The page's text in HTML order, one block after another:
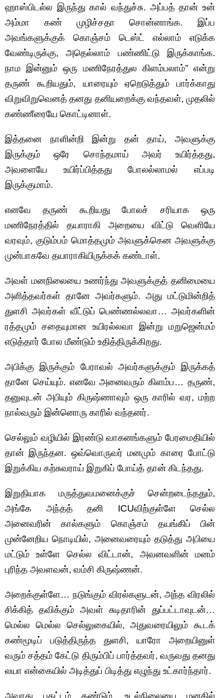
ஹாஸ்பிடல்ல இருந்து கால் வந்துச்சு. அப்பத் தான் உன்
அம்மா கண் முழிச்சதா சொன்னாங்க. இப்ப
அவங்களுக்குக் கொஞ்சம் டெஸ்ட் எல்லாம் எடுக்க
வேண்டிருக்கு, அதெல்லாம் பண்ணிட்டு இருக்காங்க.
நாம இன்னும் ஒரு மணிநேரத்துல கிளம்பலாம்” என்று
தருண் கூறியதும், யாரையும் ஏறெடுத்தும் பார்க்காது
விறுவிறுவெனத் தனது தனியறைக்கு வந்தவள், முதலில்
கண்ணீரையே கொட்டினாள்.
இத்தனை நாளின்றி இன்று தன் தாய், அவளுக்கு
இருக்கும் ஒரே சொந்தமாய் அவர் உயிர்த்தது,
அவளையே உயிர்ப்பித்தது போலல்லாமல் எப்படி
இருக்குமாம்.
எனவே தருண் கூறியது போலச் சரியாக ஒரு
மணிநேரத்தில் தயாராகி அறையை விட்டு வெளியே
வரவும், குடும்பம் மொத்தமும் அவளுக்கென அவளுக்கு
முன்பாகவே தயாராகியிருக்கக் கண்டாள்.
அவள் மனநிலையை உணர்ந்து அவளுக்குத் தனிமையை
அளித்தவர்கள் தானே அவர்களும். அது மட்டுமின்றித்
துளசி அவர்கள் வீட்டுப் பெண்ணல்லவா… அவர்களின்
ரத்தமும் சதையுமான உயிரல்லவா இன்று மறுஜென்மம்
எடுத்தார் போல மீண்டும் உதித்திருக்கிறது.
அபிக்கு இருக்கும் பேராவல் அவர்களுக்கும் இருக்கத்
தானே செய்யும். எனவே அனைவரும் கிளம்ப… தருண்,
தனுவுடன் அபியும் கிருஷ்ணாவும் ஒரு காரில் வர, மற்ற
நால்வரும் இன்னொரு காரில் வந்தனர்.
செல்லும் வழியில் இரண்டு வாகனங்களும் பேரமைதியில்
தான் இருந்தன. ஒவ்வொருவர் மனமும் காரை போட்டு
இறுக்கிய கற்சுவராய் இறுகிப் போய்த் தான் கிடந்தது.
இறுதியாக மருத்துவமனைக்குச் சென்றடைந்ததும்,
அங்கே அந்தத் தனி ICUவிற்குள்ளே செல்ல
அனைவரின் கால்களும் கொஞ்சம் தயங்கிப் பின்
முன்னேறிய நொடியில், அனைவரையும் தடுத்து அபியை
மட்டும் உள்ளே செல்ல விட்டான், அவனவளின் மனம்
புரிந்த அவளவன், வம்சி கிருஷ்ணன்.
அறைக்குள்ளே… நடுங்கும் விரல்களுடன், அந்த விரலில்
சிக்கித் தவிக்கும் அவள் சுடிதாரின் துப்பட்டாவுடன்…
மெல்ல மெல்ல செல்லுகையில், அதுவரையிலும் கூடக்
கண்மூடிப் படுத்திருந்த துளசி, யாரோ அறையினுள்
வரும் சத்தம் கேட்டு திரும்பிப் பார்த்தவர், வருவது தனது
லயா என்கையில் அடித்துப் பிடித்து எழுந்து உட்கார்ந்தார்.
அவரது பதட்டம் கண்டும், உடல்நிலையை மனதில்